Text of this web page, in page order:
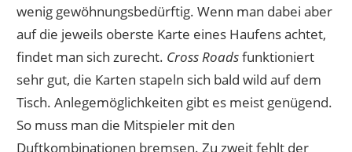
wenig gewöhnungsbedürftig. Wenn man dabei aber
auf die jeweils oberste Karte eines Haufens achtet,
findet man sich zurecht. Cross Roadsfunktioniert
sehr gut, die Karten stapeln sich bald wild auf dem
Tisch. Anlegemöglichkeiten gibt es meist genügend.
So muss man die Mitspieler mit den
Duftkombinationen bremsen. Zu zweit fehlt der